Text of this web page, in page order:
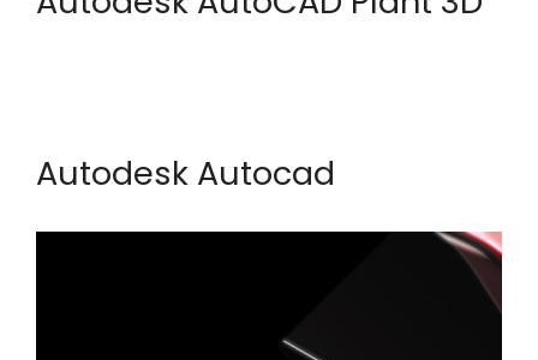
Autodesk Autocad